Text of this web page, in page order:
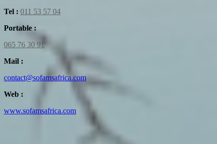
Tel : 011 53 57 04
Portable :
065 76 30 91
Mail :
contact@sofamsafrica.com
Web :
www.sofamsafrica.com